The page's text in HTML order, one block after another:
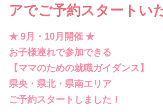
アでご予約スタートい
★ 9月・10月開催 ★
お子様連れで参加できる
【ママのための就職ガイダンス】
県央・県北・県南エリア
ご予約スタートしました！